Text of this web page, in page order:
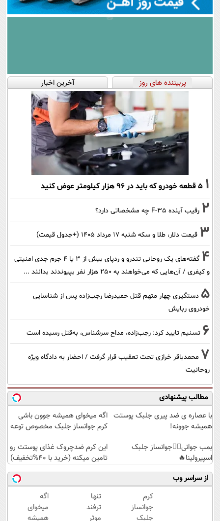
پربیننده های روز آخرین اخبار
1 ۵ قطعه خودرو که باید در ۹۶ هزار کیلومتر عوض کنید
2 رقیب آینده F-35 چه مشخصاتی دارد؟
3 قیمت دلار، طلا و سکه شنبه ۱۷ مرداد ۱۴۰۵ (+جدول قیمت)
4
گفته‌های یک روحانی تندرو و ردپای بیش از ۳ یا ۴ جرم جدی امنیتی
و کیفری / آن‌هایی که می‌خواهند به ۲۵۰ هزار نفر بپیوندند بدانند ...
5 دستگیری چهار متهم قتل حمیدرضا رجب‌زاده پس از شناسایی
خودروی ربایش
6 تسنیم تایید کرد: رجب‌زاده، مداح سرشناس، به‌قتل رسیده است
7 محمدباقر خرازی تحت تعقیب قرار گرفت / احضار به دادگاه ویژه
روحانیت
مطالب پیشنهادی
با عصاره ی ضد پیری جلبک پوستت
همیشه جوونه!
اگه میخوای همیشه جوون باشی
کرم جوانساز جلبک مخصوص توعه
بمب جوانی👈🏻جوانساز جلبک
اسپیرولینا🔥
این کرم ضدچروک غذای پوستت رو
تامین میکنه (خرید با 40%تخفیف)
از سراسر وب
کرم
جوانساز
جلبک
تنها
ترفند
موثر
اگه
میخوای
همیشه